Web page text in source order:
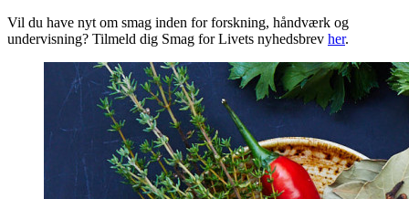
Vil du have nyt om smag inden for forskning, håndværk og
undervisning? Tilmeld dig Smag for Livets nyhedsbrev her.